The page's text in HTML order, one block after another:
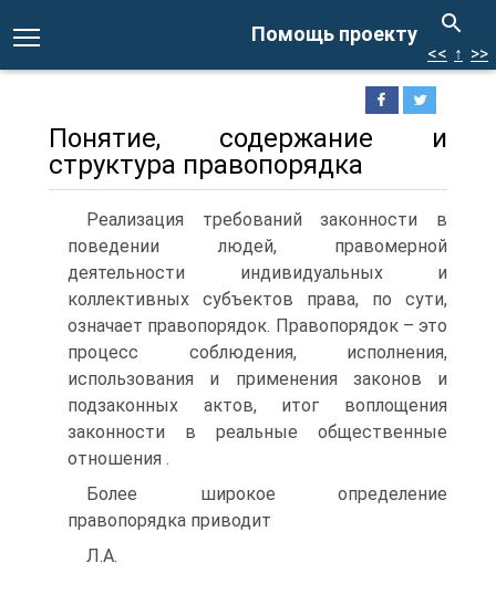
Помощь проекту
<< ↑ >>
Понятие, содержание и
структура правопорядка
Реализация требований законности в
поведении людей, правомерной
деятельности индивидуальных и
коллективных субъектов права, по сути,
означает правопорядок. Правопорядок – это
процесс соблюдения, исполнения,
использования и применения законов и
подзаконных актов, итог воплощения
законности в реальные общественные
отношения .
Более широкое определение
правопорядка приводит
Л.А.